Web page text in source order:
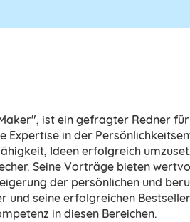
ist ein gefragter Redner für
Expertise in der
Ideen erfolgreich
Seine Vorträge bieten
der persönlichen und
und seine erfolgreichen
in diesen Bereichen.